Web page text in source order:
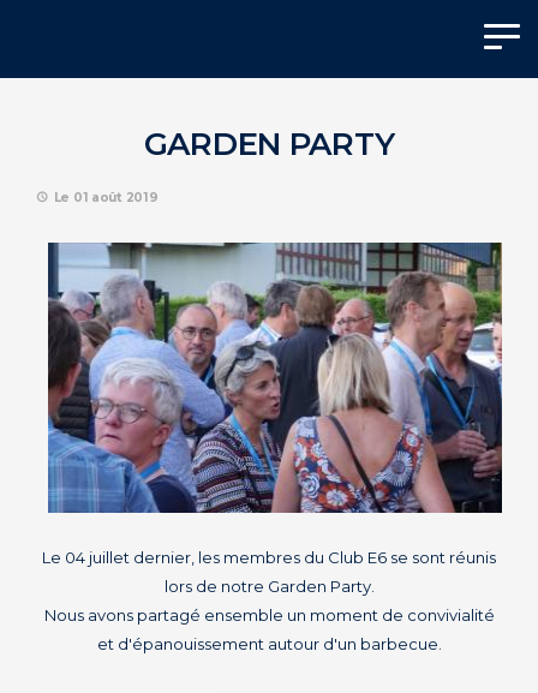
GARDEN PARTY
Le 01 août 2019
Le 04 juillet dernier, les membres du Club E6 se sont réunis
lors de notre Garden Party.
Nous avons partagé ensemble un moment de convivialité
et d'épanouissement autour d'un barbecue.